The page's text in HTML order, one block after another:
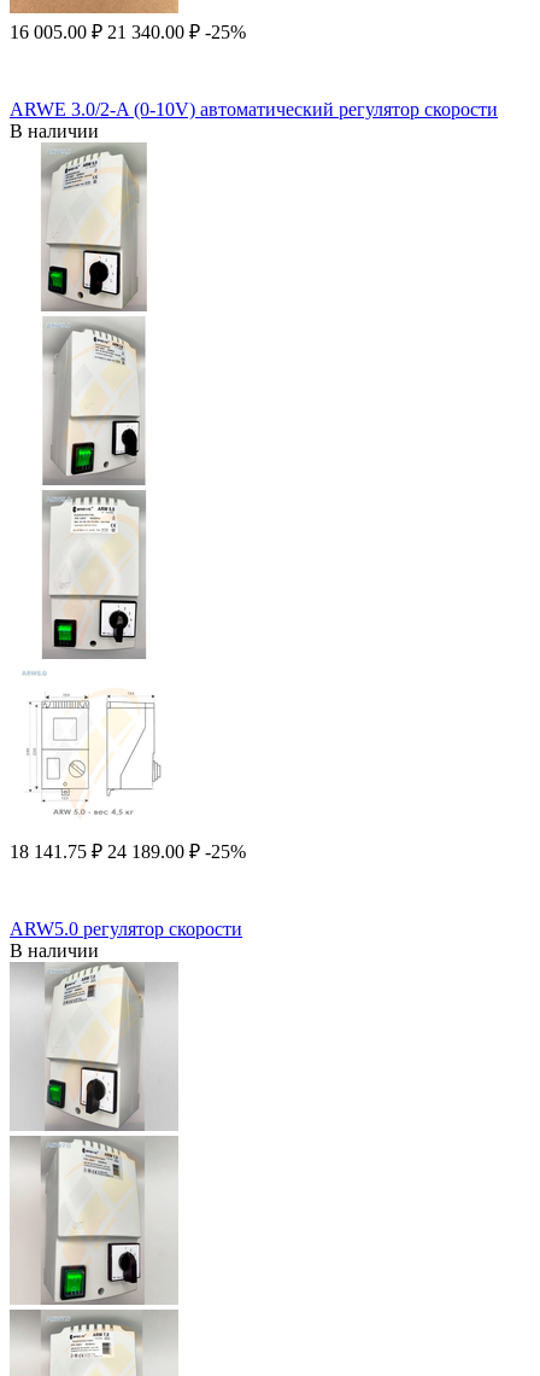
16 005.00 ₽ 21 340.00 ₽ -25%
ARWE 3.0/2-A (0-10V) автоматический регулятор скорости
В наличии
18 141.75 ₽ 24 189.00 ₽ -25%
ARW5.0 регулятор скорости
В наличии